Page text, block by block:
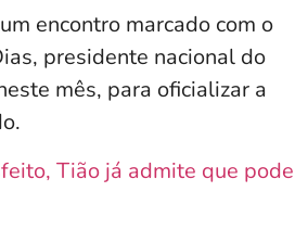
encontro marcado com o
presidente nacional do
mês, para oficializar a
Tião já admite que pode